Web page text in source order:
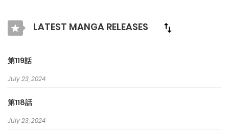
LATEST MANGA RELEASES
第119話
July 23, 2024
第118話
July 23, 2024